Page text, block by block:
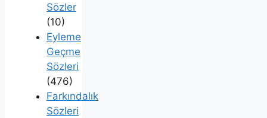
Sözler
(10)
Eyleme
Geçme
Sözleri
(476)
Farkındalık
Sözleri